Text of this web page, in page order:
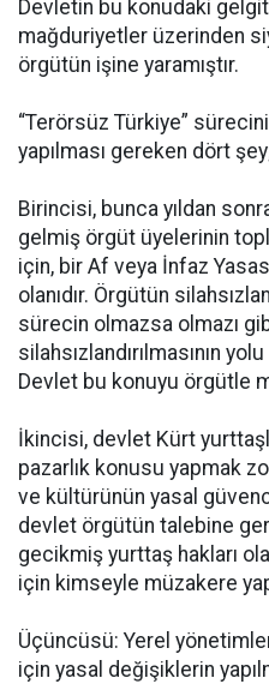
Devletin bu konudaki
mağduriyetler üzerinden
örgütün işine yaramıştır.
“Terörsüz Türkiye”
yapılması gereken dört
Birincisi, bunca yıldan
gelmiş örgüt üyelerinin
için, bir Af veya İnfaz
olanıdır. Örgütün
sürecin olmazsa olmazı
silahsızlandırılmasının
Devlet bu konuyu örgütle
İkincisi, devlet Kürt
pazarlık konusu yapmak
ve kültürünün yasal
devlet örgütün talebine
gecikmiş yurttaş hakları
için kimseyle müzakere
Üçüncüsü: Yerel
için yasal değişiklerin